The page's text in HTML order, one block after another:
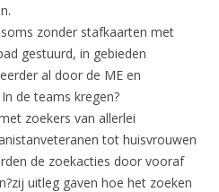
zonder stafkaarten met
gestuurd, in gebieden
al door de ME en
de teams kregen?
zoekers van allerlei
tot huisvrouwen
de zoekacties door vooraf
uitleg gaven hoe het zoeken